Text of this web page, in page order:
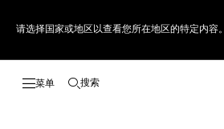
请选择国家或地区以查看您所在地区的特定内容。
打开搜索
搜索